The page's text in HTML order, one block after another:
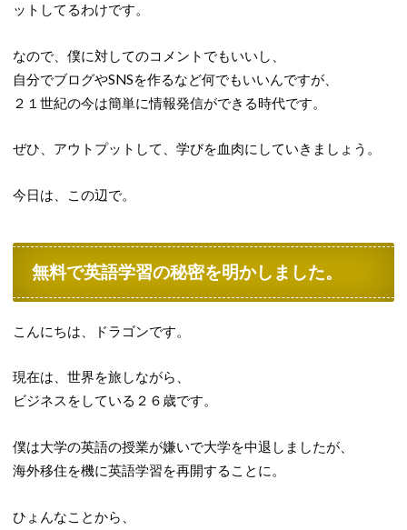
ットしてるわけです。
なので、僕に対してのコメントでもいいし、
自分でブログやSNSを作るなど何でもいいんですが、
２１世紀の今は簡単に情報発信ができる時代です。
ぜひ、アウトプットして、学びを血肉にしていきましょう。
今日は、この辺で。
無料で英語学習の秘密を明かしました。
こんにちは、ドラゴンです。
現在は、世界を旅しながら、
ビジネスをしている２６歳です。
僕は大学の英語の授業が嫌いで大学を中退しましたが、
海外移住を機に英語学習を再開することに。
ひょんなことから、